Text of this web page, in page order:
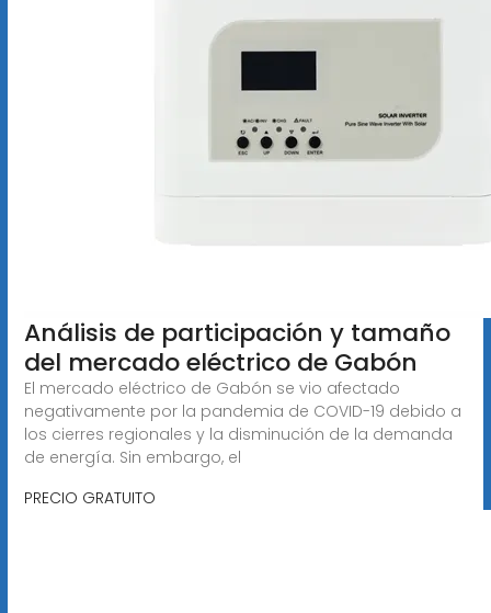
Análisis de participación y tamaño
del mercado eléctrico de Gabón
El mercado eléctrico de Gabón se vio afectado
negativamente por la pandemia de COVID-19 debido a
los cierres regionales y la disminución de la demanda
de energía. Sin embargo, el
PRECIO GRATUITO